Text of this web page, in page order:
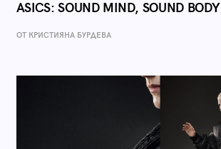
ASICS: SOUND MIND, SOUND BODY
ОТ КРИСТИЯНА БУРДЕВА